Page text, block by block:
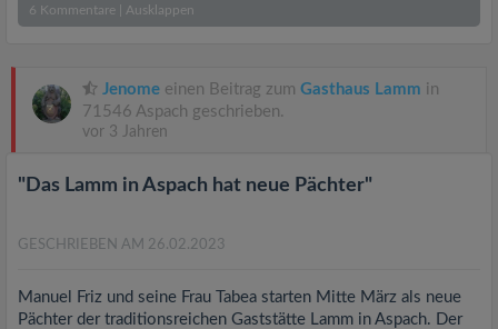
6 Kommentare Ausklappen
Jenome einen Beitrag zum Gasthaus Lamm in
71546 Aspach geschrieben.
vor 3 Jahren
"Das Lamm in Aspach hat neue Pächter"
GESCHRIEBEN AM 26.02.2023
Manuel Friz und seine Frau Tabea starten Mitte März als neue
Pächter der traditionsreichen Gaststätte Lamm in Aspach. Der